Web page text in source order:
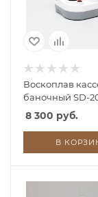
Воскоплав
баночный SD-
8 300 руб.
В